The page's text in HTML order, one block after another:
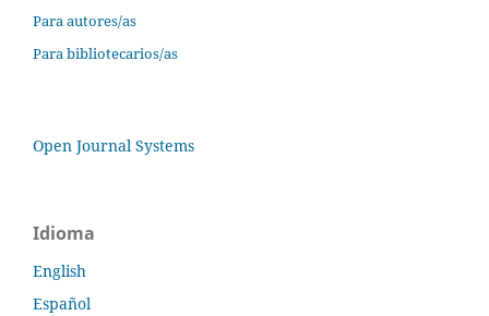
Para autores/as
Para bibliotecarios/as
Open Journal Systems
Idioma
English
Español